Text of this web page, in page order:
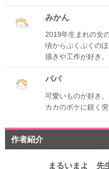
みかん
2019年生まれの女
頃からぷくぷくの
描きや工作が好き。
パパ
可愛いものが好き
カカのボケに鋭く突
作者紹介
まるいまよ 先